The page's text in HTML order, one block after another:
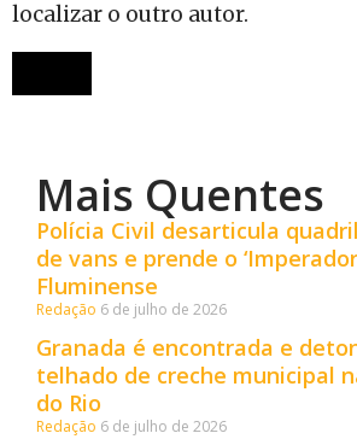
localizar o outro autor.
Mais Quentes
Polícia Civil desarticula
de vans e prende o
Fluminense
Redação 6 de julho de 2026
Granada é encontrada e
telhado de creche municipal
do Rio
Redação 6 de julho de 2026